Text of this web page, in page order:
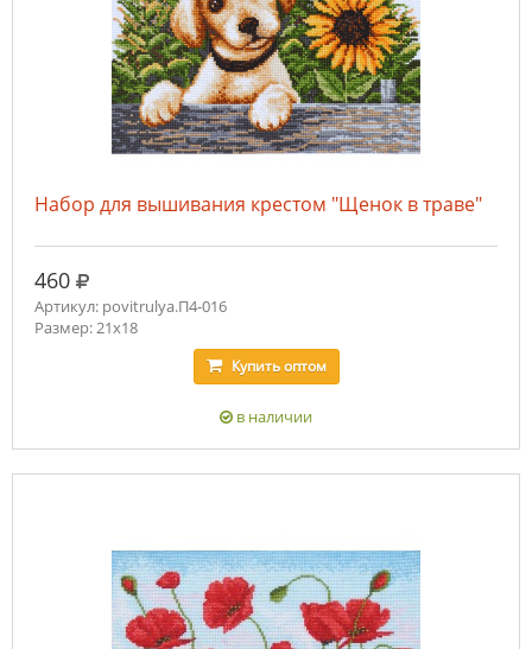
Набор для вышивания крестом "Щенок в траве"
460 руб.
Артикул: povitrulya.П4-016
Размер: 21х18
Купитьоптом
в наличии